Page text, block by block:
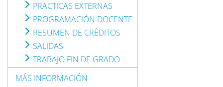
PRACTICAS EXTERNAS
PROGRAMACIÓN DOCENTE
RESUMEN DE CRÉDITOS
SALIDAS
TRABAJO FIN DE GRADO
MÁS INFORMACIÓN